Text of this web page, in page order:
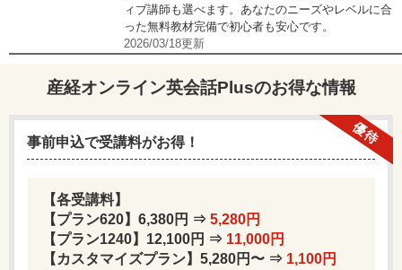
ィブ講師も選べます。あなたのニーズやレベルに合
った無料教材完備で初心者も安心です。
2026/03/18更新
産経オンライン英会話Plusのお得な情報
優待
事前申込で受講料がお得！
【各受講料】
【プラン620】6,380円 ⇒ 5,280円
【プラン1240】12,100円 ⇒ 11,000円
【カスタマイズプラン】5,280円〜 ⇒ 1,100円